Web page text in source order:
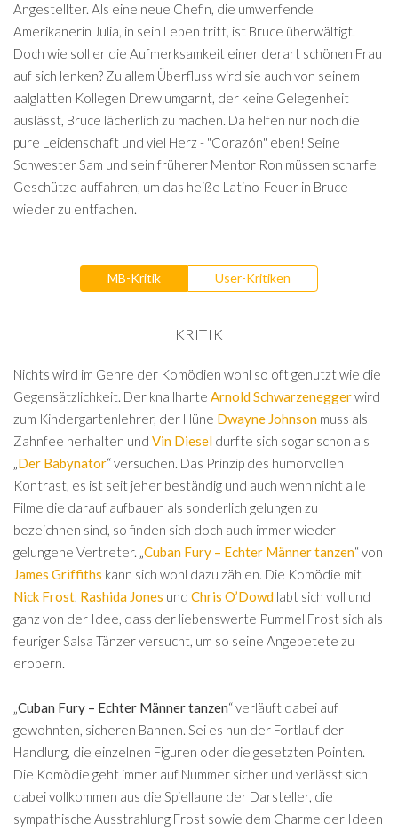
Angestellter. Als eine neue Chefin, die umwerfende
Amerikanerin Julia, in sein Leben tritt, ist Bruce überwältigt.
Doch wie soll er die Aufmerksamkeit einer derart schönen Frau
auf sich lenken? Zu allem Überfluss wird sie auch von seinem
aalglatten Kollegen Drew umgarnt, der keine Gelegenheit
auslässt, Bruce lächerlich zu machen. Da helfen nur noch die
pure Leidenschaft und viel Herz - "Corazón" eben! Seine
Schwester Sam und sein früherer Mentor Ron müssen scharfe
Geschütze auffahren, um das heiße Latino-Feuer in Bruce
wieder zu entfachen.
MB-Kritik User-Kritiken
KRITIK
Nichts wird im Genre der Komödien wohl so oft genutzt wie die
Gegensätzlichkeit. Der knallharte Arnold Schwarzeneggerwird
zum Kindergartenlehrer, der Hüne Dwayne Johnson muss als
Zahnfee herhalten und Vin Diesel durfte sich sogar schon als
Der Babynator“ versuchen. Das Prinzip des humorvollen
Kontrast, es ist seit jeher beständig und auch wenn nicht alle
Filme die darauf aufbauen als sonderlich gelungen zu
bezeichnen sind, so finden sich doch auch immer wieder
gelungene Vertreter. „ Cuban Fury – Echter Männer tanzen“ von
James Griffiths kann sich wohl dazu zählen. Die Komödie mit
Nick Frost Rashida Jones und Chris O’Dowd labt sich voll und
ganz von der Idee, dass der liebenswerte Pummel Frost sich als
feuriger Salsa Tänzer versucht, um so seine Angebetete zu
erobern.
Cuban Fury – Echter Männer tanzen“ verläuft dabei auf
gewohnten, sicheren Bahnen. Sei es nun der Fortlauf der
Handlung, die einzelnen Figuren oder die gesetzten Pointen.
Die Komödie geht immer auf Nummer sicher und verlässt sich
dabei vollkommen aus die Spiellaune der Darsteller, die
sympathische Ausstrahlung Frost sowie dem Charme der Ideen